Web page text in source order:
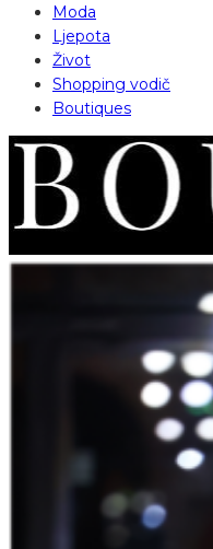
Moda
Ljepota
Život
Shopping vodič
Boutiques